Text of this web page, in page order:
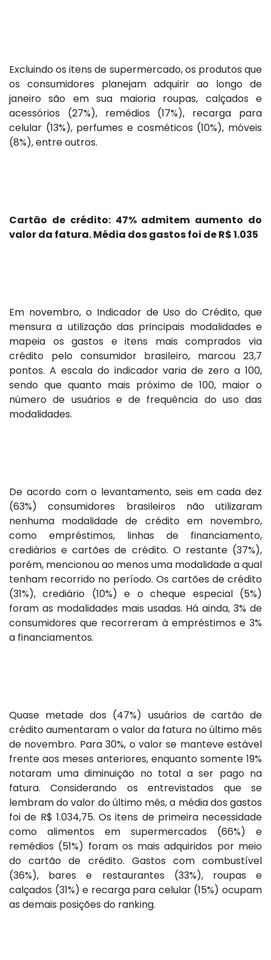
Excluindo os itens de supermercado, os produtos que
os consumidores planejam adquirir ao longo de
janeiro são em sua maioria roupas, calçados e
acessórios (27%), remédios (17%), recarga para
celular (13%), perfumes e cosméticos (10%), móveis
(8%), entre outros.
Cartão de crédito: 47% admitem aumento do
valor da fatura. Média dos gastos foi de R$ 1.035
Em novembro, o Indicador de Uso do Crédito, que
mensura a utilização das principais modalidades e
mapeia os gastos e itens mais comprados via
crédito pelo consumidor brasileiro, marcou 23,7
pontos. A escala do indicador varia de zero a 100,
sendo que quanto mais próximo de 100, maior o
número de usuários e de frequência do uso das
modalidades.
De acordo com o levantamento, seis em cada dez
(63%) consumidores brasileiros não utilizaram
nenhuma modalidade de crédito em novembro,
como empréstimos, linhas de financiamento,
crediários e cartões de crédito. O restante (37%),
porém, mencionou ao menos uma modalidade a qual
tenham recorrido no período. Os cartões de crédito
(31%), crediário (10%) e o cheque especial (5%)
foram as modalidades mais usadas. Há ainda, 3% de
consumidores que recorreram à empréstimos e 3%
a financiamentos.
Quase metade dos (47%) usuários de cartão de
crédito aumentaram o valor da fatura no último mês
de novembro. Para 30%, o valor se manteve estável
frente aos meses anteriores, enquanto somente 19%
notaram uma diminuição no total a ser pago na
fatura. Considerando os entrevistados que se
lembram do valor do último mês, a média dos gastos
foi de R$ 1.034,75. Os itens de primeira necessidade
como alimentos em supermercados (66%) e
remédios (51%) foram os mais adquiridos por meio
do cartão de crédito. Gastos com combustível
(36%), bares e restaurantes (33%), roupas e
calçados (31%) e recarga para celular (15%) ocupam
as demais posições do ranking.